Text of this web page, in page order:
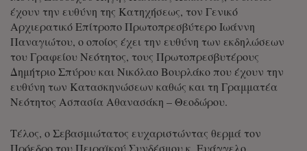
έχουν την ευθύνη της Κατηχήσεως, τον Γενικό
Αρχιερατικό Επίτροπο Πρωτοπρεσβύτερο Ιωάννη
Παναγιώτου, ο οποίος έχει την ευθύνη των εκδηλώσεων
του Γραφείου Νεότητος, τους Πρωτοπρεσβυτέρους
Δημήτριο Σπύρου και Νικόλαο Βουρλάκο που έχουν την
ευθύνη των Κατασκηνώσεων καθώς και τη Γραμματέα
Νεότητος Ασπασία Αθανασάκη – Θεοδώρου.
Τέλος, ο Σεβασμιώτατος ευχαριστώντας θερμά τον
Πρόεδρο του Πειραϊκού Συνδέσμου κ. Ευάγγελο